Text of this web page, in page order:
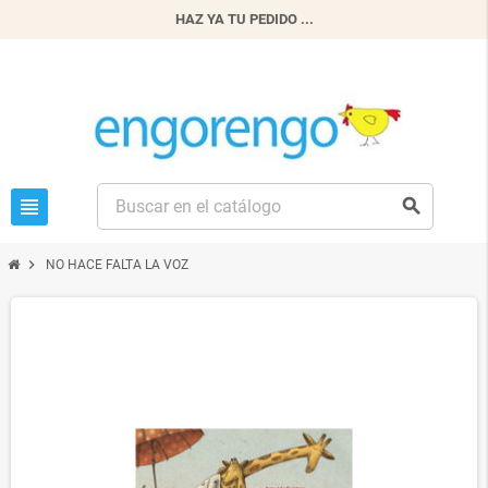
HAZ YA TU PEDIDO ...
view_headline search
chevron_right NO HACE FALTA LA VOZ